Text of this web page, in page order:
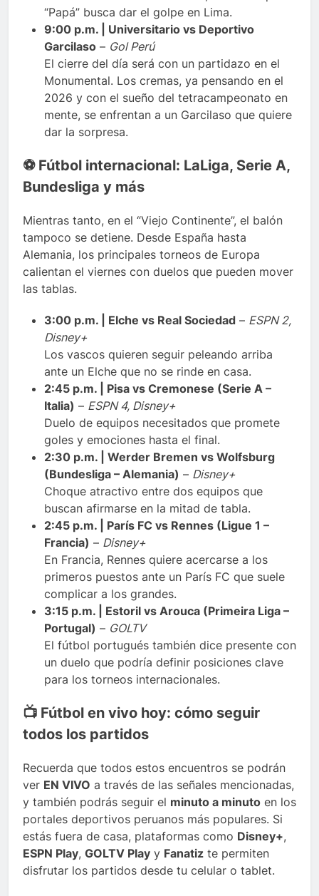
“Papá” busca dar el golpe en Lima.
9:00 p.m. | Universitario vs Deportivo
Garcilaso – Gol Perú
El cierre del día será con un partidazo en el
Monumental. Los cremas, ya pensando en el
2026 y con el sueño del tetracampeonato en
mente, se enfrentan a un Garcilaso que quiere
dar la sorpresa.
⚽ Fútbol internacional: LaLiga, Serie A,
Bundesliga y más
Mientras tanto, en el “Viejo Continente”, el balón
tampoco se detiene. Desde España hasta
Alemania, los principales torneos de Europa
calientan el viernes con duelos que pueden mover
las tablas.
3:00 p.m. | Elche vs Real Sociedad – ESPN 2,
Disney+
Los vascos quieren seguir peleando arriba
ante un Elche que no se rinde en casa.
2:45 p.m. | Pisa vs Cremonese (Serie A –
Italia) – ESPN 4, Disney+
Duelo de equipos necesitados que promete
goles y emociones hasta el final.
2:30 p.m. | Werder Bremen vs Wolfsburg
(Bundesliga – Alemania) – Disney+
Choque atractivo entre dos equipos que
buscan afirmarse en la mitad de tabla.
2:45 p.m. | París FC vs Rennes (Ligue 1 –
Francia) – Disney+
En Francia, Rennes quiere acercarse a los
primeros puestos ante un París FC que suele
complicar a los grandes.
3:15 p.m. | Estoril vs Arouca (Primeira Liga –
Portugal) – GOLTV
El fútbol portugués también dice presente con
un duelo que podría definir posiciones clave
para los torneos internacionales.
📺 Fútbol en vivo hoy: cómo seguir
todos los partidos
Recuerda que todos estos encuentros se podrán
ver EN VIVO a través de las señales mencionadas,
y también podrás seguir el minuto a minuto en los
portales deportivos peruanos más populares. Si
estás fuera de casa, plataformas como Disney+,
ESPN Play, GOLTV Play y Fanatiz te permiten
disfrutar los partidos desde tu celular o tablet.